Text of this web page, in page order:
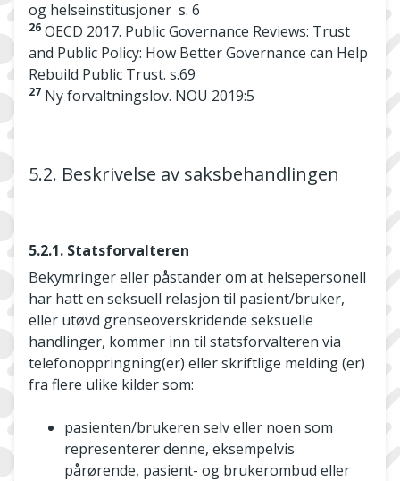
og helseinstitusjoner s. 6
26 OECD 2017. Public Governance Reviews: Trust
and Public Policy: How Better Governance can Help
Rebuild Public Trust. s.69
27 Ny forvaltningslov. NOU 2019:5
5.2. Beskrivelse av saksbehandlingen
5.2.1. Statsforvalteren
Bekymringer eller påstander om at helsepersonell
har hatt en seksuell relasjon til pasient/bruker,
eller utøvd grenseoverskridende seksuelle
handlinger, kommer inn til statsforvalteren via
telefonoppringning(er) eller skriftlige melding (er)
fra flere ulike kilder som:
pasienten/brukeren selv eller noen som
representerer denne, eksempelvis
pårørende, pasient- og brukerombud eller